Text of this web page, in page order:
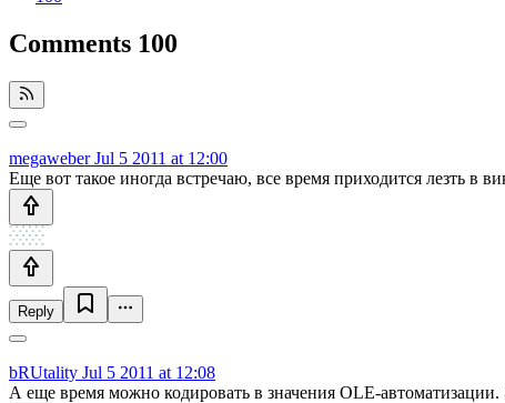
Comments 100
megaweberJul 5 2011 at 12:00
Еще вот такое иногда встречаю, все время приходится лезть в
Reply
bRUtality Jul 5 2011 at 12:08
А еще время можно кодировать в значения OLE-